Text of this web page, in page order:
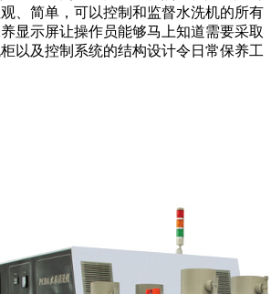
、简单，可以控制和监督水洗机的所有
显示屏让操作员能够马上知道需要采取
以及控制系统的结构设计令日常保养工